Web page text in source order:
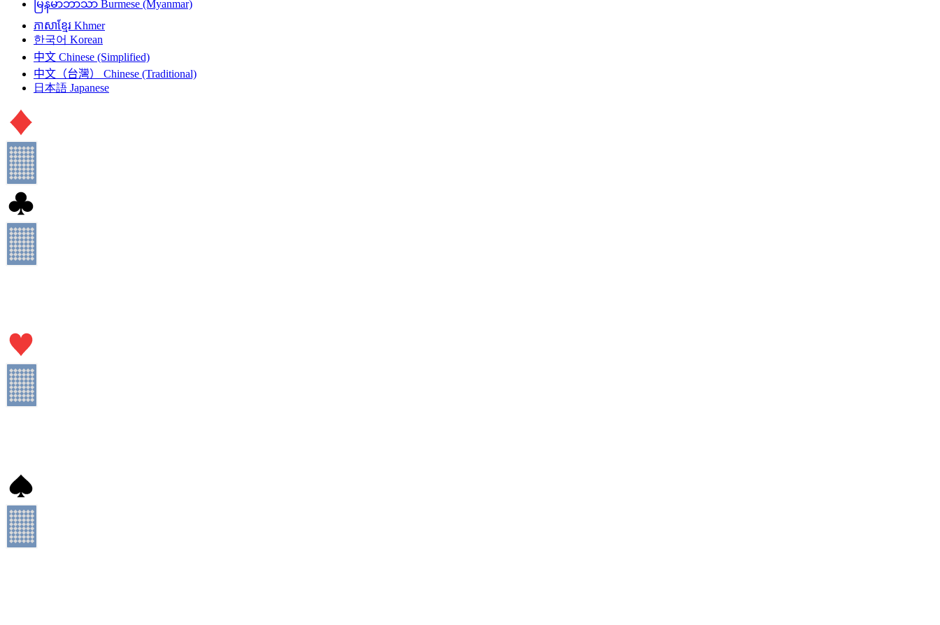
မြန်မာဘာသာ Burmese (Myanmar)
ភាសាខ្មែរ Khmer
한국어 Korean
中文 Chinese (Simplified)
中文（台灣）
Chinese (Traditional)
日本語 Japanese